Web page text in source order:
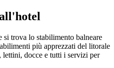
trova lo stabilimento balneare
più apprezzati del litorale
docce e tutti i servizi per